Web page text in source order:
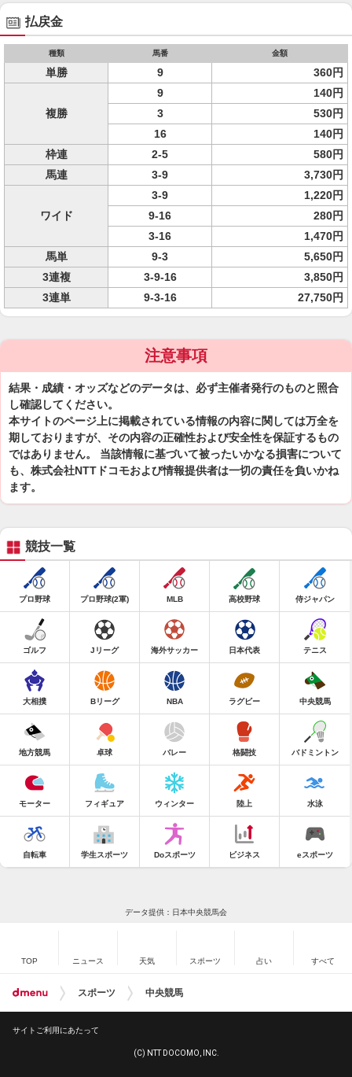
払戻金
種類 馬番 金額
単勝 9 360円
複勝
9
140円
3
530円
16
140円
枠連
2-5
580円
馬連
3-9 3,730円
ワイド
3-9
1,220円
9-16
280円
3-16
1,470円
馬単
9-3
5,650円
3連複
3-9-16
3,850円
3連単
9-3-16 27,750円
注意事項
結果・成績・オッズなどのデータは、必ず主催者発行のものと照合
し確認してください。
本サイトのページ上に掲載されている情報の内容に関しては万全を
期しておりますが、その内容の正確性および安全性を保証するもの
ではありません。 当該情報に基づいて被ったいかなる損害について
も、株式会社NTTドコモおよび情報提供者は一切の責任を負いかね
ます。
競技一覧
プロ野球 プロ野球(2軍) MLB 高校野球 侍ジャパン
ゴルフ Jリーグ 海外サッカー 日本代表 テニス
大相撲 Bリーグ NBA ラグビー 中央競馬
地方競馬 卓球 バレー 格闘技 バドミントン
モーター フィギュア ウィンター 陸上 水泳
自転車 学生スポーツ Doスポーツ ビジネス eスポーツ
データ提供：日本中央競馬会
TOP ニュース 天気 スポーツ 占い すべて
スポーツ 中央競馬
サイトご利用にあたって
(C) NTT DOCOMO, INC.